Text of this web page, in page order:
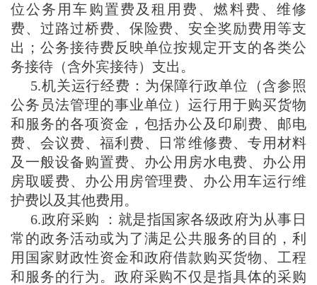
位公务用车购置费及租用费、燃料费、维修
费、过路过桥费、保险费、安全奖励费用等支
出；公务接待费反映单位按规定开支的各类公
务接待（含外宾接待）支出。
5.机关运行经费：为保障行政单位（含参照
公务员法管理的事业单位）运行用于购买货物
和服务的各项资金，包括办公及印刷费、邮电
费、会议费、福利费、日常维修费、专用材料
及一般设备购置费、办公用房水电费、办公用
房取暖费、办公用房管理费、办公用车运行维
护费以及其他费用。
6.政府采购 ：就是指国家各级政府为从事日
常的政务活动或为了满足公共服务的目的，利
用国家财政性资金和政府借款购买货物、工程
和服务的行为。政府采购不仅是指具体的采购